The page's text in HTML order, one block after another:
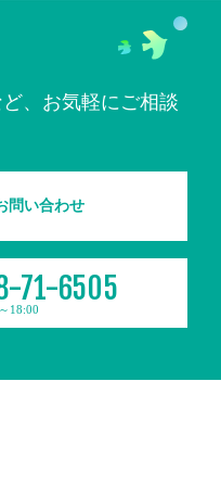
、お気軽にご相談
問い合わせ
71-6505
18:00